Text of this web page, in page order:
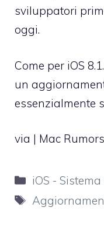
sviluppatori
oggi.
Come per iOS
un
essenzialmente
via | Mac Rumors
Categorie
iOS -
Tag